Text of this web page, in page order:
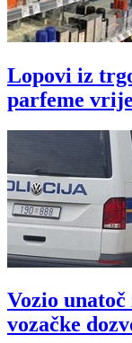
Lopovi iz
parfeme
Vozio
vozačke